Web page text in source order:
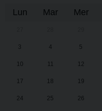
Lun
Mar Mer
3 4 5
10 11 12
17 18 19
24 25 26